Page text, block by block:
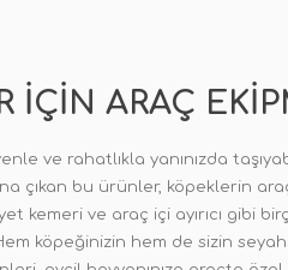
İÇIN ARAÇ
ve rahatlıkla yanınızda
çıkan bu ürünler, köpeklerin
kemeri ve araç içi ayırıcı gibi
köpeğinizin hem de sizin